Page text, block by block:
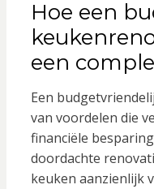
ON
Hoe een
een
Een
van voordelen die
financiële
doordachte
keuken aanzienlijk